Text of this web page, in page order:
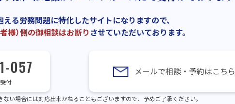
える労務問題に特化したサイトになりますので、
様）側の御相談はお断り させていただいております。
057
付
メールで相談・予約はこちら
い場合には対応出来かねることもございますので、予めご了承ください。